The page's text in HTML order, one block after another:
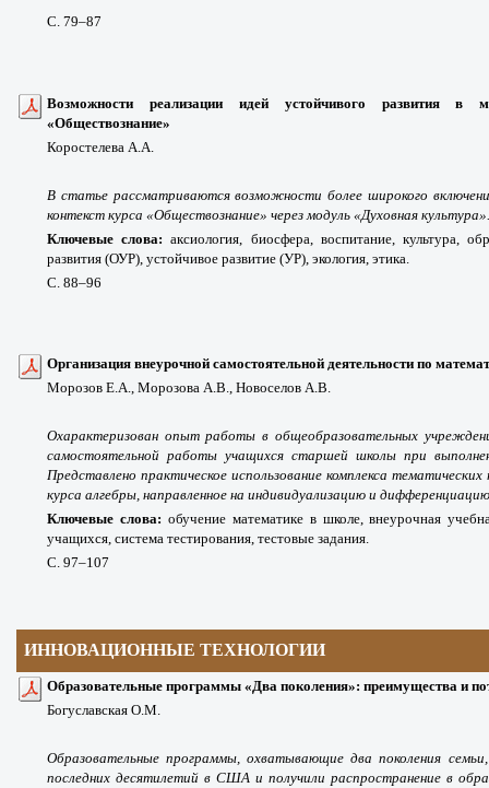
С. 79–87
Возможности реализации идей устойчивого развития в
«Обществознание»
Коростелева А.А.
В статье рассматриваются возможности более широкого
контекст курса «Обществознание» через модуль «Духовная
Ключевые слова:аксиология, биосфера, воспитание, культура,
развития (ОУР), устойчивое развитие (УР), экология, этика.
С. 88–96
Организация внеурочной самостоятельной деятельности по
Морозов Е.А., Морозова А.В., Новоселов А.В.
Охарактеризован опыт работы в общеобразовательных
самостоятельной работы учащихся старшей школы при
Представлено практическое использование комплекса
курса алгебры, направленное на индивидуализацию и
Ключевые слова: обучение математике в школе, внеурочная
учащихся, система тестирования, тестовые задания.
С. 97–107
ИННОВАЦИОННЫЕ ТЕХНОЛОГИИ
Образовательные программы «Два поколения»: преимущества и
Богуславская О.М.
Образовательные программы, охватывающие два поколения
последних десятилетий в США и получили распространение в